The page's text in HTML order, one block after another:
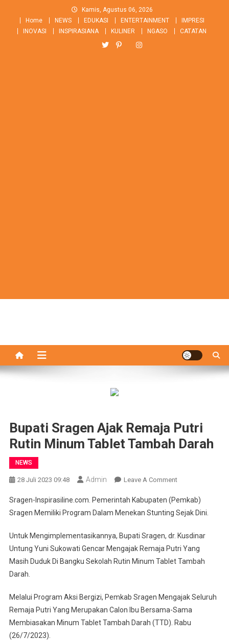
content
Kamis, Agustus 06, 2026
Home
NEWS EDUKASI ENTERTAINMENT
IMPRESI
INOVASI
INSPIRASIANA KULINER NGASO CATATAN
Bupati Sragen Ajak Remaja Putri
Rutin Minum Tablet Tambah Darah
NEWS
28 Juli 2023 09:48 Admin Leave A CommentOn
Sragen
Ajak
Putri
Rutin
Minum
Darah
Sragen-Inspirasiline.com. Pemerintah Kabupaten (Pemkab)
Sragen Memiliki Program Dalam Menekan Stunting Sejak Dini.
Untuk Mengimplementasikannya, Bupati Sragen, dr. Kusdinar
Untung Yuni Sukowati Gencar Mengajak Remaja Putri Yang
Masih Duduk Di Bangku Sekolah Rutin Minum Tablet Tambah
Darah.
Melalui Program Aksi Bergizi, Pemkab Sragen Mengajak Seluruh
Remaja Putri Yang Merupakan Calon Ibu Bersama-Sama
Membiasakan Minum Tablet Tambah Darah (TTD). Rabu
(26/7/2023).